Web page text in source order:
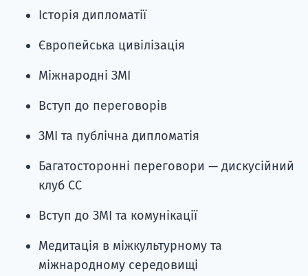
Історія дипломатії
Європейська цивілізація
Міжнародні ЗМІ
Вступ до переговорів
ЗМІ та публічна дипломатія
Багатосторонні переговори — дискусійний
клуб СС
Вступ до ЗМІ та комунікації
Медитація в міжкультурному та
міжнародному середовищі